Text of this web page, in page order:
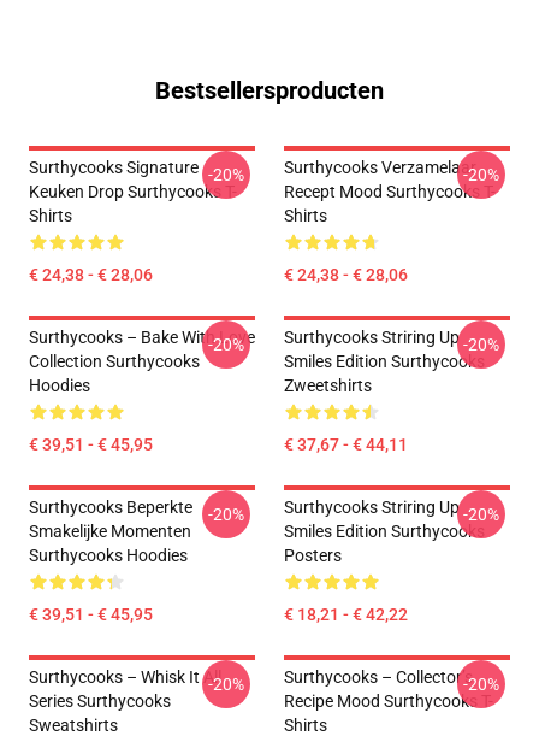
Bestsellersproducten
Surthycooks Signature
Keuken Drop Surthycooks T-
Shirts
€ 24,38 - € 28,06
-20%
Surthycooks Verzamelaar
Recept Mood Surthycooks T-
Shirts
€ 24,38 - € 28,06
-20%
Surthycooks – Bake With Love
Collection Surthycooks
Hoodies
€ 39,51 - € 45,95
-20%
Surthycooks Striring Up
Smiles Edition Surthycooks
Zweetshirts
€ 37,67 - € 44,11
-20%
Surthycooks Beperkte
Smakelijke Momenten
Surthycooks Hoodies
€ 39,51 - € 45,95
-20%
Surthycooks Striring Up
Smiles Edition Surthycooks
Posters
€ 18,21 - € 42,22
-20%
Surthycooks – Whisk It All
Series Surthycooks
Sweatshirts
-20%
Surthycooks – Collector’s
Recipe Mood Surthycooks T-
Shirts
-20%